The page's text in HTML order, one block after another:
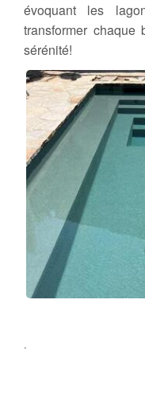
évoquant les
transformer
sérénité!
.